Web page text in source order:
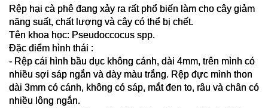
Rệp hại cà phê đang xảy ra rất phổ biến làm cho cây giảm
năng suất, chất lượng và cây có thể bị chết.
Tên khoa học: Pseudoccocus spp.
Đặc điểm hình thái :
- Rệp cái hình bầu dục không cánh, dài 4mm, trên mình có
nhiều sợi sáp ngắn và dày màu trắng. Rệp đực mình thon
dài 3mm có cánh, không có sáp, mắt đen to, râu và chân có
nhiều lông ngắn.